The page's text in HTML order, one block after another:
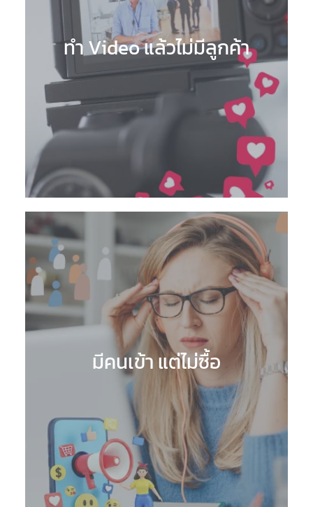
ทำ Video แล้วไม่มีลูกค้า
มีคนเข้า แต่ไม่ซื้อ